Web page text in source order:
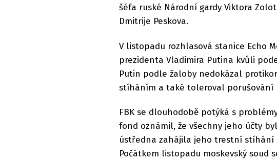
šéfa ruské Národní gardy Viktora
Dmitrije Peskova.
V listopadu rozhlasová stanice Echo
prezidenta Vladimira Putina kvůli
Putin podle žaloby nedokázal
stíháním a také toleroval porušování
FBK se dlouhodobě potýká s
fond oznámil, že všechny jeho účty
ústředna zahájila jeho trestní stíhání
Počátkem listopadu moskevský